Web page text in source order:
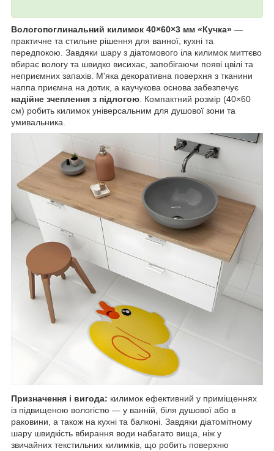
Вологопоглинальний килимок 40×60×3 мм «Кучка» —
практичне та стильне рішення для ванної, кухні та
передпокою. Завдяки шару з діатомового іла килимок миттєво
вбирає вологу та швидко висихає, запобігаючи появі цвілі та
неприємних запахів. М'яка декоративна поверхня з тканини
наппа приємна на дотик, а каучукова основа забезпечує
надійне зчеплення з підлогою. Компактний розмір (40×60
см) робить килимок універсальним для душової зони та
умивальника.
Призначення і вигода: килимок ефективний у приміщеннях
із підвищеною вологістю — у ванній, біля душової або в
раковини, а також на кухні та балконі. Завдяки діатомітному
шару швидкість вбирання води набагато вища, ніж у
звичайних текстильних килимків, що робить поверхню